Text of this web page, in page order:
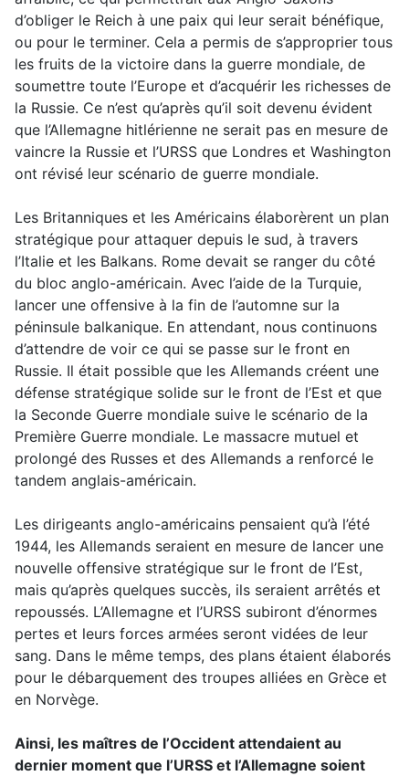
d’obliger le Reich à une paix qui leur serait bénéfique,
ou pour le terminer. Cela a permis de s’approprier tous
les fruits de la victoire dans la guerre mondiale, de
soumettre toute l’Europe et d’acquérir les richesses de
la Russie. Ce n’est qu’après qu’il soit devenu évident
que l’Allemagne hitlérienne ne serait pas en mesure de
vaincre la Russie et l’URSS que Londres et Washington
ont révisé leur scénario de guerre mondiale.
Les Britanniques et les Américains élaborèrent un plan
stratégique pour attaquer depuis le sud, à travers
l’Italie et les Balkans. Rome devait se ranger du côté
du bloc anglo-américain. Avec l’aide de la Turquie,
lancer une offensive à la fin de l’automne sur la
péninsule balkanique. En attendant, nous continuons
d’attendre de voir ce qui se passe sur le front en
Russie. Il était possible que les Allemands créent une
défense stratégique solide sur le front de l’Est et que
la Seconde Guerre mondiale suive le scénario de la
Première Guerre mondiale. Le massacre mutuel et
prolongé des Russes et des Allemands a renforcé le
tandem anglais-américain.
Les dirigeants anglo-américains pensaient qu’à l’été
1944, les Allemands seraient en mesure de lancer une
nouvelle offensive stratégique sur le front de l’Est,
mais qu’après quelques succès, ils seraient arrêtés et
repoussés. L’Allemagne et l’URSS subiront d’énormes
pertes et leurs forces armées seront vidées de leur
sang. Dans le même temps, des plans étaient élaborés
pour le débarquement des troupes alliées en Grèce et
en Norvège.
Ainsi, les maîtres de l’Occident attendaient au
dernier moment que l’URSS et l’Allemagne soient